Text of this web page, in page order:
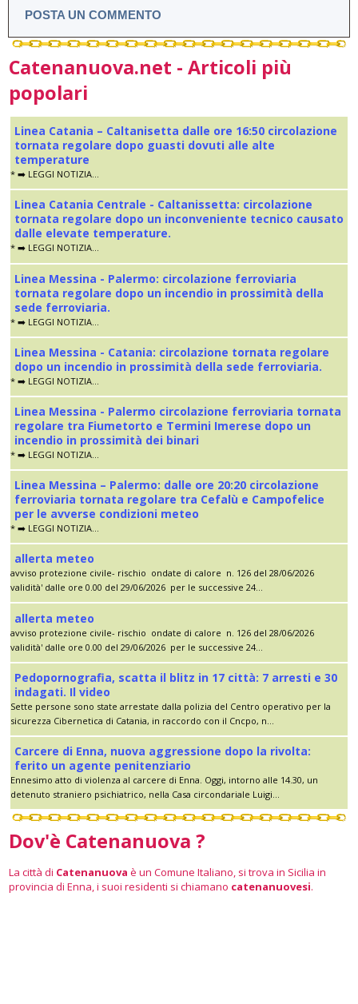
POSTA UN COMMENTO
Catenanuova.net - Articoli più
popolari
Linea Catania – Caltanisetta dalle ore 16:50 circolazione
tornata regolare dopo guasti dovuti alle alte
temperature
* ➡️ LEGGI NOTIZIA...
Linea Catania Centrale - Caltanissetta: circolazione
tornata regolare dopo un inconveniente tecnico causato
dalle elevate temperature.
* ➡️ LEGGI NOTIZIA...
Linea Messina - Palermo: circolazione ferroviaria
tornata regolare dopo un incendio in prossimità della
sede ferroviaria.
* ➡️ LEGGI NOTIZIA...
Linea Messina - Catania: circolazione tornata regolare
dopo un incendio in prossimità della sede ferroviaria.
* ➡️ LEGGI NOTIZIA...
Linea Messina - Palermo circolazione ferroviaria tornata
regolare tra Fiumetorto e Termini Imerese dopo un
incendio in prossimità dei binari
* ➡️ LEGGI NOTIZIA...
Linea Messina – Palermo: dalle ore 20:20 circolazione
ferroviaria tornata regolare tra Cefalù e Campofelice
per le avverse condizioni meteo
* ➡️ LEGGI NOTIZIA...
allerta meteo
avviso protezione civile- rischio ondate di calore n. 126 del 28/06/2026
validità' dalle ore 0.00 del 29/06/2026 per le successive 24...
allerta meteo
avviso protezione civile- rischio ondate di calore n. 126 del 28/06/2026
validità' dalle ore 0.00 del 29/06/2026 per le successive 24...
Pedopornografia, scatta il blitz in 17 città: 7 arresti e 30
indagati. Il video
Sette persone sono state arrestate dalla polizia del Centro operativo per la
sicurezza Cibernetica di Catania, in raccordo con il Cncpo, n...
Carcere di Enna, nuova aggressione dopo la rivolta:
ferito un agente penitenziario
Ennesimo atto di violenza al carcere di Enna. Oggi, intorno alle 14.30, un
detenuto straniero psichiatrico, nella Casa circondariale Luigi...
Dov'è Catenanuova ?
La città di Catenanuova è un Comune Italiano, si trova in Sicilia in
provincia di Enna, i suoi residenti si chiamano catenanuovesi.